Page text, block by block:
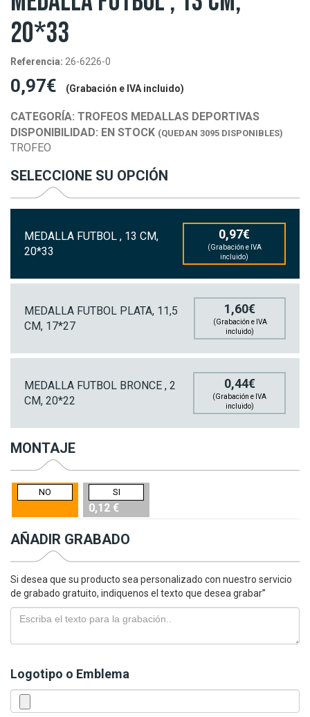
20*33
Referencia: 26-6226-0
0,97€ (Grabación e IVA incluido)
CATEGORÍA: TROFEOS MEDALLAS DEPORTIVAS
DISPONIBILIDAD: EN STOCK (QUEDAN 3095 DISPONIBLES)
TROFEO
SELECCIONE SU OPCIÓN
MEDALLA FUTBOL , 13 CM,
20*33
0,97€
(Grabación e IVA
incluido)
MEDALLA FUTBOL PLATA, 11,5
CM, 17*27
1,60€
(Grabación e IVA
incluido)
MEDALLA FUTBOL BRONCE , 2
CM, 20*22
0,44€
(Grabación e IVA
incluido)
MONTAJE
NO SI
0,12 €
AÑADIR GRABADO
Si desea que su producto sea personalizado con nuestro servicio
de grabado gratuito, indiquenos el texto que desea grabar”
Logotipo o Emblema